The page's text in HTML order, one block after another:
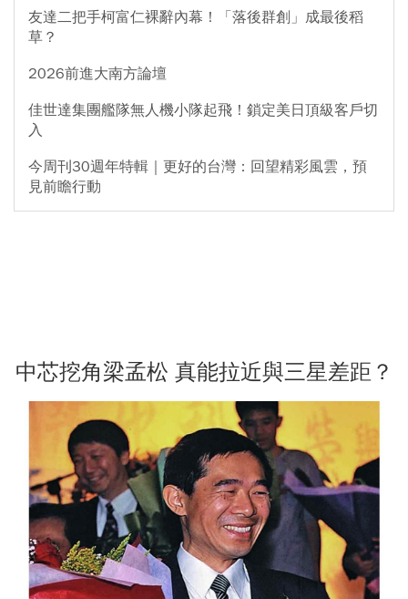
友達二把手柯富仁裸辭內幕！「落後群創」成最後稻
草？
2026前進大南方論壇
佳世達集團艦隊無人機小隊起飛！鎖定美日頂級客戶切
入
今周刊30週年特輯｜更好的台灣：回望精彩風雲，預
見前瞻行動
中芯挖角梁孟松 真能拉近與三星差距？